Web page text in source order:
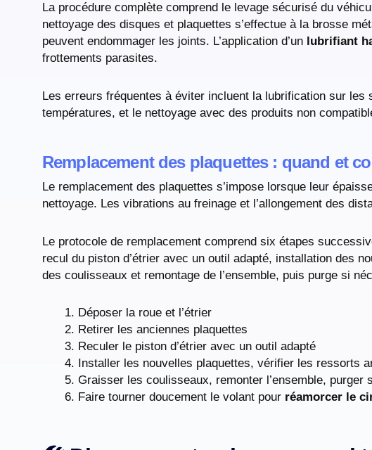
La procédure complète comprend le levage sécurisé du
nettoyage des disques et plaquettes s’effectue à la brosse
peuvent endommager les joints. L’application d’un lubrifiant
frottements parasites.
Les erreurs fréquentes à éviter incluent la lubrification sur les
températures, et le nettoyage avec des produits non
Remplacement des plaquettes : quand et
Le remplacement des plaquettes s’impose lorsque leur
nettoyage. Les vibrations au freinage et l’allongement des
Le protocole de remplacement comprend six étapes
recul du piston d’étrier avec un outil adapté, installation des
des coulisseaux et remontage de l’ensemble, puis purge si
Déposer la roue et l’étrier
Retirer les anciennes plaquettes
Reculer le piston d’étrier avec un outil adapté
Installer les nouvelles plaquettes, vérifier les ressorts
Graisser les coulisseaux, remonter l’ensemble, purger
Faire tourner doucement le volant pour réamorcer le